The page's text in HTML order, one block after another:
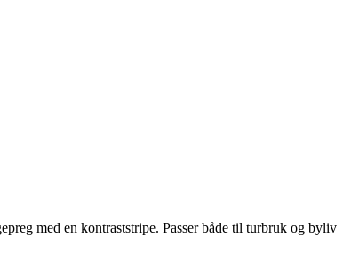
med en kontraststripe. Passer både til turbruk og byliv